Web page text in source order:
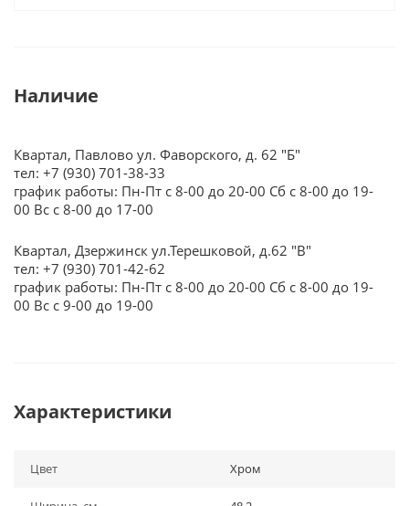
Наличие
Квартал, Павлово ул. Фаворского, д. 62 "Б"
тел: +7 (930) 701-38-33
график работы: Пн-Пт с 8-00 до 20-00 Сб с 8-00 до 19-
00 Вс с 8-00 до 17-00
Квартал, Дзержинск ул.Терешковой, д.62 "В"
тел: +7 (930) 701-42-62
график работы: Пн-Пт с 8-00 до 20-00 Сб с 8-00 до 19-
00 Вс с 9-00 до 19-00
Характеристики
Цвет Хром